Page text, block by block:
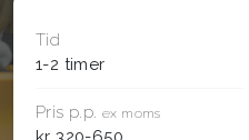
Tid
1-2 timer
Pris p.p. ex moms